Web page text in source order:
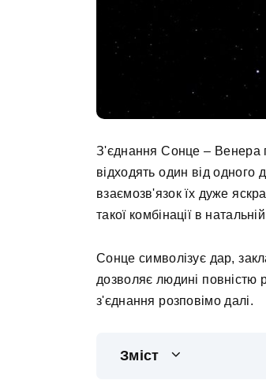
З'єднання Сонце – Венера
відходять один від
взаємозв'язок їх дуже
такої комбінації в
Сонце символізує дар,
дозволяє людині повністю
з'єднання розповімо далі.
Зміст